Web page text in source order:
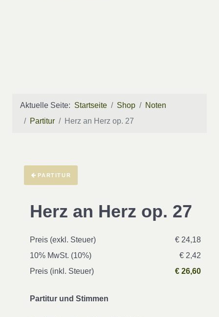
Aktuelle Seite: Startseite Shop
Noten
Partitur
Herz an Herz op. 27
PARTITUR
Herz an Herz op. 27
Preis (exkl. Steuer)
€ 24,18
10% MwSt. (10%)
€ 2,42
Preis (inkl. Steuer)
€ 26,60
Partitur und Stimmen